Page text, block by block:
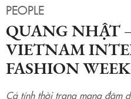
PEOPLE
QUANG NHẬT
VIETNAM
FASHION
Cá tính thời trang mang đậm